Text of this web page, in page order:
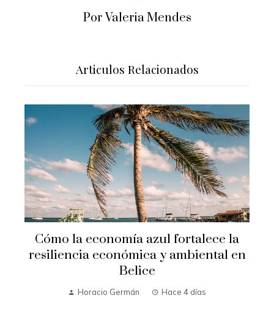
Por Valeria Mendes
Articulos Relacionados
Cómo la economía azul fortalece la
resiliencia económica y ambiental en
Belice
Horacio Germán Hace 4 días